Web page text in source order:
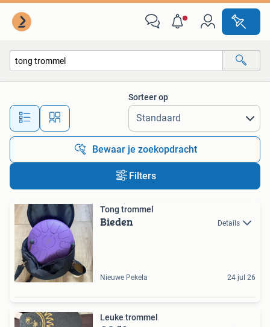
Alle afstanden…
Sorteer op
Bewaar je zoekopdracht
Filters
Tong trommel
Bieden Details
Nieuwe Pekela 24 jul 26
Leuke trommel